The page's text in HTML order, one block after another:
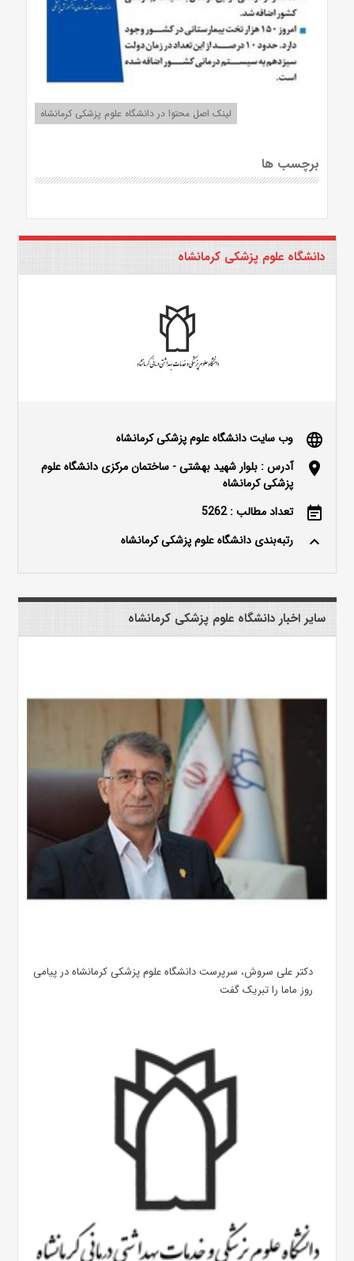
لینک اصل محتوا در دانشگاه علوم پزشکی کرمانشاه
برچسب ها
دانشگاه علوم پزشکی کرمانشاه
language وب سایت دانشگاه علوم پزشکی کرمانشاه
location_on
آدرس : بلوار شهید بهشتی - ساختمان مرکزی دانشگاه علوم
پزشکی کرمانشاه
event_note تعداد مطالب : 5262
keyboard_arrow_up رتبه‌بندی دانشگاه علوم پزشکی کرمانشاه
سایر اخبار دانشگاه علوم پزشکی کرمانشاه
دکتر علی سروش، سرپرست دانشگاه علوم پزشکی کرمانشاه در پیامی
روز ماما را تبریک گفت